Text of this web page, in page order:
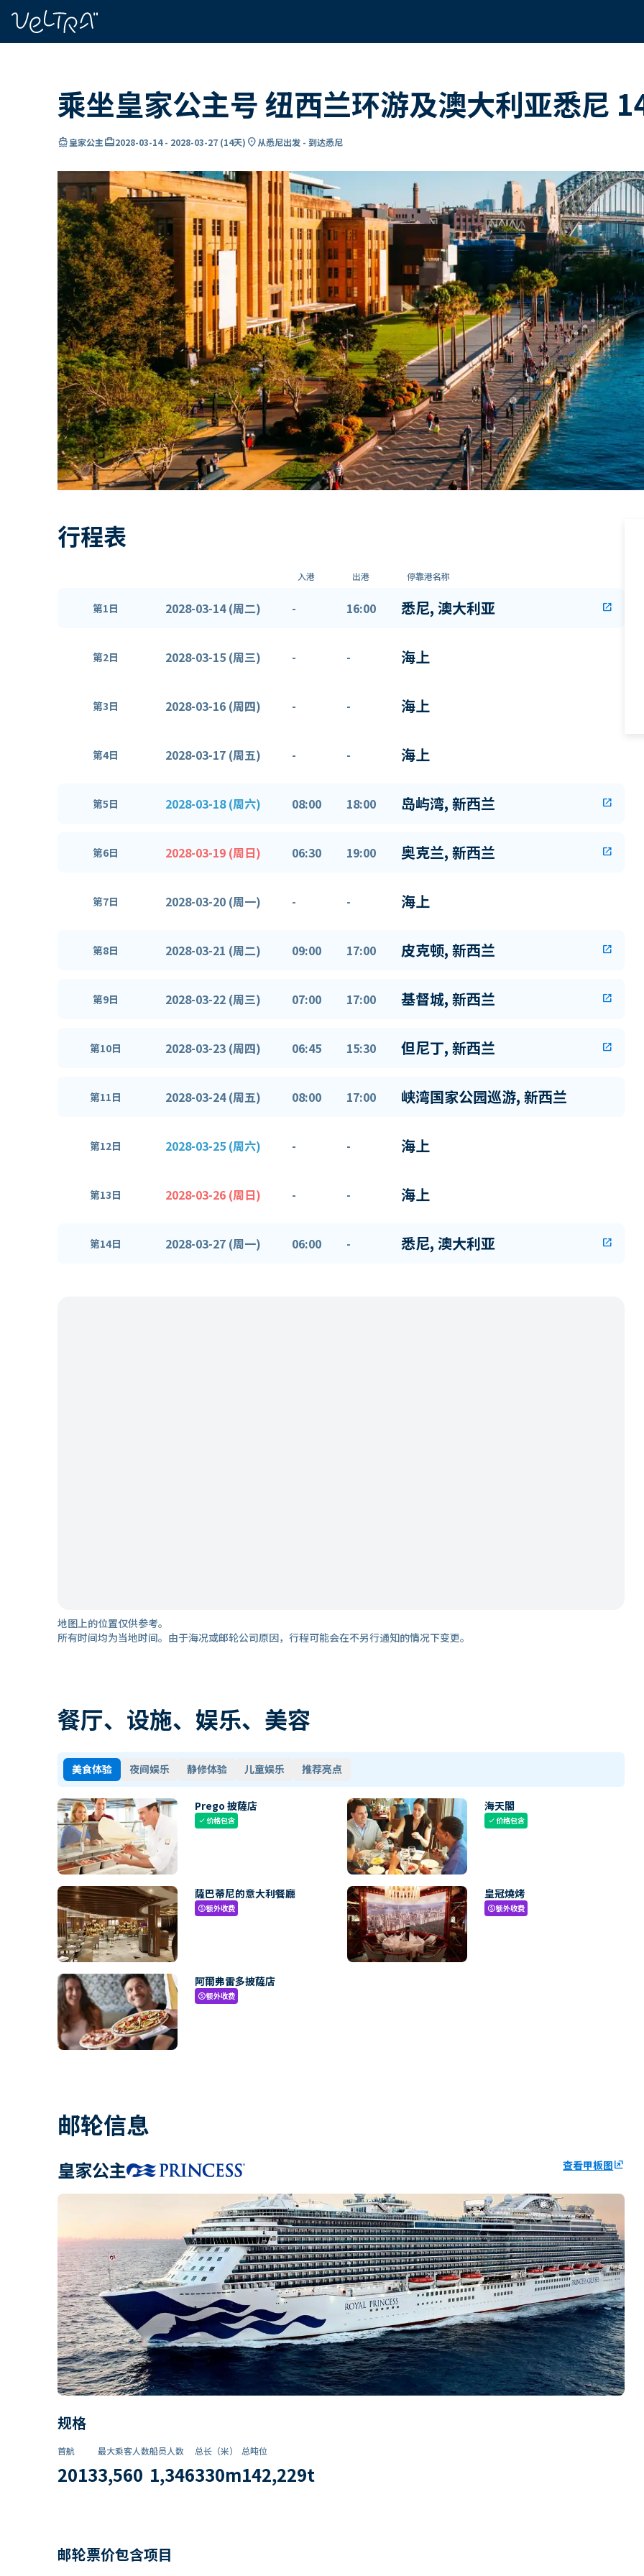
乘坐皇家公主号 纽西兰环游及澳大利亚悉尼
directions_boat皇家公主card_travel2028-03-14- 2028-03-27 (14天) location_on从悉尼出发 - 到达悉尼
行程表
入港 出港 停靠港名称
第1日 2028-03-14 (周二) - 16:00 悉尼, 澳大利亚 open_in_new
第2日 2028-03-15 (周三) - - 海上
第3日 2028-03-16 (周四) - - 海上
第4日 2028-03-17 (周五) - - 海上
第5日 2028-03-18 (周六) 08:00 18:00 岛屿湾, 新西兰 open_in_new
第6日 2028-03-19 (周日) 06:30 19:00 奥克兰, 新西兰 open_in_new
第7日 2028-03-20 (周一) - - 海上
第8日 2028-03-21 (周二) 09:00 17:00 皮克顿, 新西兰 open_in_new
第9日 2028-03-22 (周三) 07:00 17:00 基督城, 新西兰 open_in_new
第10日 2028-03-23 (周四) 06:45 15:30 但尼丁, 新西兰 open_in_new
第11日 2028-03-24 (周五) 08:00 17:00 峡湾国家公园巡游, 新西兰
第12日 2028-03-25 (周六) - - 海上
第13日 2028-03-26 (周日) - - 海上
第14日 2028-03-27 (周一) 06:00 - 悉尼, 澳大利亚 open_in_new
地图上的位置仅供参考。
所有时间均为当地时间。由于海况或邮轮公司原因，行程可能会在不另行通知的情况下变更。
餐厅、设施、娱乐、美容
美食体验 夜间娱乐 静修体验 儿童娱乐 推荐亮点
Prego 披薩店
check价格包含
海天閣
check价格包含
薩巴蒂尼的意大利餐廳
paid额外收费
皇冠燒烤
paid额外收费
阿爾弗雷多披薩店
paid额外收费
邮轮信息
皇家公主 查看甲板图ungroup
规格
首航
2013
最大乘客人数
3,560
船员人数
1,346
总长（米）
330m
总吨位
142,229t
邮轮票价包含项目